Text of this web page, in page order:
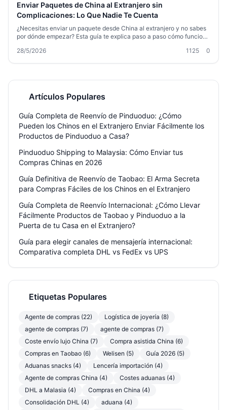
Enviar Paquetes de China al Extranjero sin
Complicaciones: Lo Que Nadie Te Cuenta
¿Necesitas enviar un paquete desde China al extranjero y no sabes
por dónde empezar? Esta guía te explica paso a paso cómo funciona
cómo ahorrar dinero con almacenes de consolidación y qué
ecommerce, aquí encuentras consejos reales para que tus paquetes
lleguen rápido y sin problemas.
28/5/2026 1125 0
Artículos Populares
Guía Completa de Reenvío de Pinduoduo: ¿Cómo
Pueden los Chinos en el Extranjero Enviar Fácilmente los
Productos de Pinduoduo a Casa?
Pinduoduo Shipping to Malaysia: Cómo Enviar tus
Compras Chinas en 2026
Guía Definitiva de Reenvío de Taobao: El Arma Secreta
para Compras Fáciles de los Chinos en el Extranjero
Guía Completa de Reenvío Internacional: ¿Cómo Llevar
Fácilmente Productos de Taobao y Pinduoduo a la
Puerta de tu Casa en el Extranjero?
Guía para elegir canales de mensajería internacional:
Comparativa completa DHL vs FedEx vs UPS
Etiquetas Populares
Agente de compras (22)
Logística de joyería (8)
agente de compras (7)
agente de compras (7)
Coste envío lujo China (7)
Compra asistida China (6)
Compras en Taobao (6)
Welisen (5)
Guía 2026 (5)
Aduanas snacks (4)
Lencería importación (4)
Agente de compras China (4)
Costes aduanas (4)
DHL a Malasia (4)
Compras en China (4)
Consolidación DHL (4)
aduana (4)